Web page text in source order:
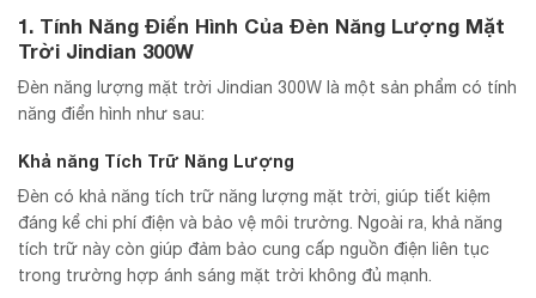
1. Tính Năng Điển Hình Của Đèn Năng Lượng Mặt
Trời Jindian 300W
Đèn năng lượng mặt trời Jindian 300W là một sản phẩm có tính
năng điển hình như sau:
Khả năng Tích Trữ Năng Lượng
Đèn có khả năng tích trữ năng lượng mặt trời, giúp tiết kiệm
đáng kể chi phí điện và bảo vệ môi trường. Ngoài ra, khả năng
tích trữ này còn giúp đảm bảo cung cấp nguồn điện liên tục
trong trường hợp ánh sáng mặt trời không đủ mạnh.